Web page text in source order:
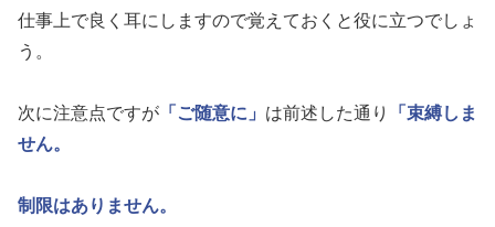
仕事上で良く耳にしますので覚えておくと役に立つでしょ
う。
次に注意点ですが 「ご随意に」 は前述した通り
「束縛しま
せん。
制限はありません。